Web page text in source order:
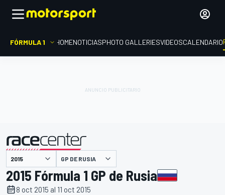
FÓRMULA 1 HOMENOTICIASPHOTO GALLERIESVIDEOSCALENDARIO
presentado por GP DE RUSIA
2015 Fórmula 1 GP de Rusia
8 oct 2015 al 11 oct 2015